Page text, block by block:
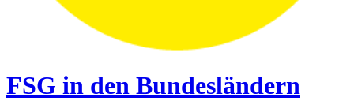
FSG in den Bundesländern